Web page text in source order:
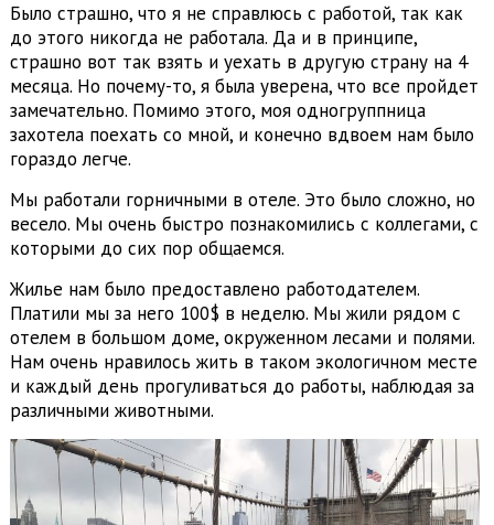
Было страшно, что я не справлюсь с работой, так как
до этого никогда не работала. Да и в принципе,
страшно вот так взять и уехать в другую страну на 4
месяца. Но почему-то, я была уверена, что все пройдет
замечательно. Помимо этого, моя одногруппница
захотела поехать со мной, и конечно вдвоем нам было
гораздо легче.
Мы работали горничными в отеле. Это было сложно, но
весело. Мы очень быстро познакомились с коллегами, с
которыми до сих пор общаемся.
Жилье нам было предоставлено работодателем.
Платили мы за него 100$ в неделю. Мы жили рядом с
отелем в большом доме, окруженном лесами и полями.
Нам очень нравилось жить в таком экологичном месте
и каждый день прогуливаться до работы, наблюдая за
различными животными.